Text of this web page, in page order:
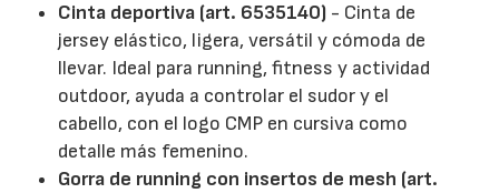
Cinta deportiva (art. 6535140) - Cinta de
jersey elástico, ligera, versátil y cómoda de
llevar. Ideal para running, fitness y actividad
outdoor, ayuda a controlar el sudor y el
cabello, con el logo CMP en cursiva como
detalle más femenino.
Gorra de running con insertos de mesh (art.